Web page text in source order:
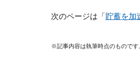
次のページは「 貯蓄を加
※記事内容は執筆時点のものです